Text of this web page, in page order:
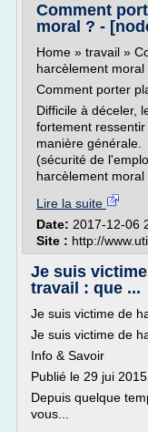
Comment
moral ? -
Home » travail »
harcèlement moral
Comment porter
Difficile à déceler,
fortement
manière générale.
(sécurité de
harcèlement moral
Lire la suite
Date: 2017-12-06
Site : http://
Je suis
travail : que ...
Je suis victime de
Je suis victime de
Info & Savoir
Publié le 29 jui 2015
Depuis quelque
vous...